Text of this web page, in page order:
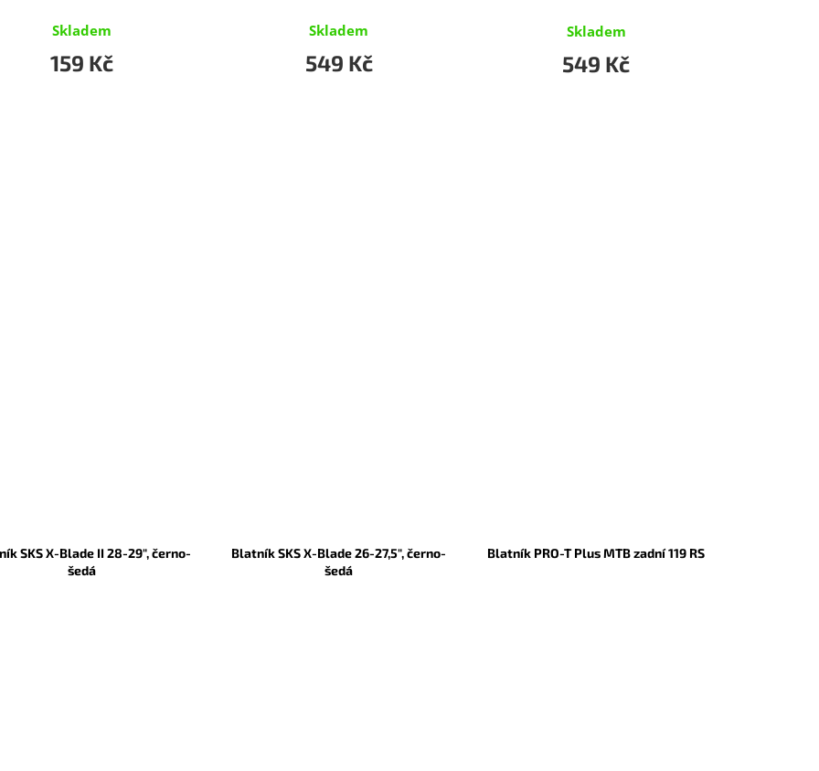
Skladem
159 Kč
Skladem
549 Kč
Skladem
549 Kč
SKS X-Blade II 28-29", černo-
šedá
Blatník SKS X-Blade 26-27,5", černo-
šedá
Blatník PRO-T Plus MTB zadní 119 RS